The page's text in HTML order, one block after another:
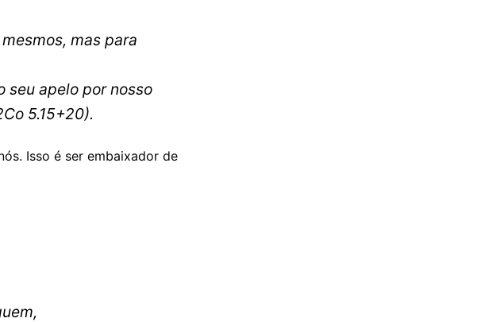
mas para
seu apelo por nosso
5.15+20).
Isso é ser embaixador de